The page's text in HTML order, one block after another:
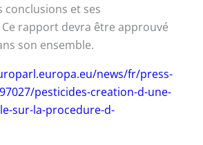
et ses
rapport devra être approuvé
son ensemble.
news/fr/press-
pesticides-creation-d-une-
sur-la-procedure-d-